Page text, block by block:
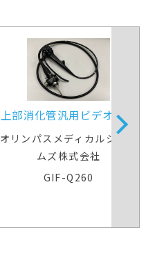
上部消化管汎用ビデオスコ
ープ
オリンパスメディカルシステ
ムズ株式会社
GIF-Q260